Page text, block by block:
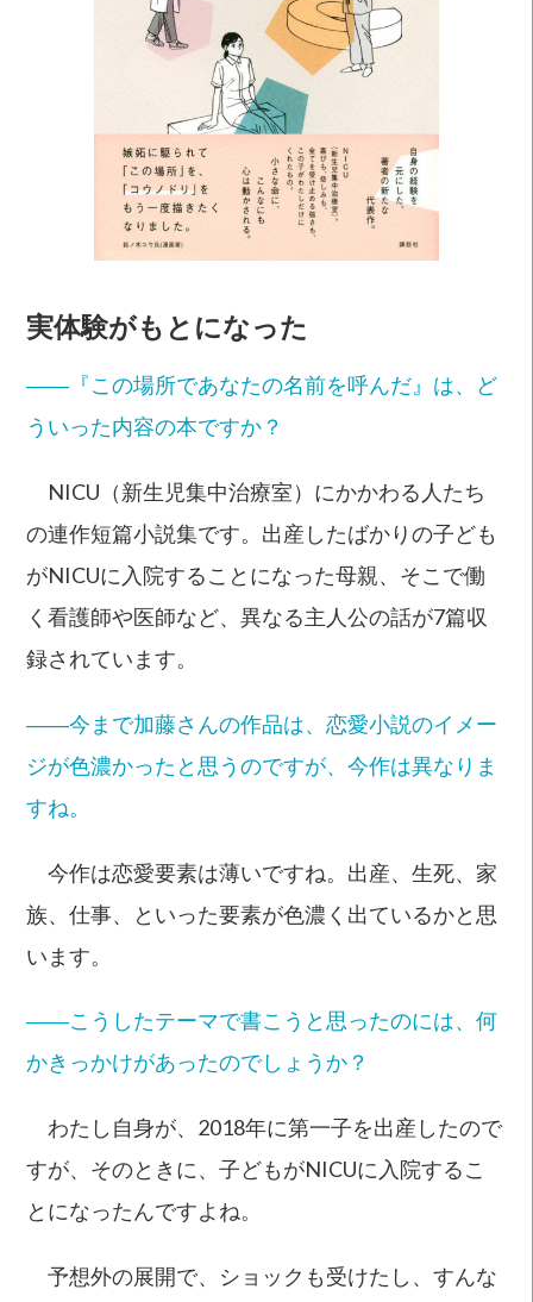
実体験がもとになった
――『この場所であなたの名前を呼んだ』は、ど
ういった内容の本ですか？
NICU（新生児集中治療室）にかかわる人たち
の連作短篇小説集です。出産したばかりの子ども
がNICUに入院することになった母親、そこで働
く看護師や医師など、異なる主人公の話が7篇収
録されています。
――今まで加藤さんの作品は、恋愛小説のイメー
ジが色濃かったと思うのですが、今作は異なりま
すね。
今作は恋愛要素は薄いですね。出産、生死、家
族、仕事、といった要素が色濃く出ているかと思
います。
――こうしたテーマで書こうと思ったのには、何
かきっかけがあったのでしょうか？
わたし自身が、2018年に第一子を出産したので
すが、そのときに、子どもがNICUに入院するこ
とになったんですよね。
予想外の展開で、ショックも受けたし、すんな